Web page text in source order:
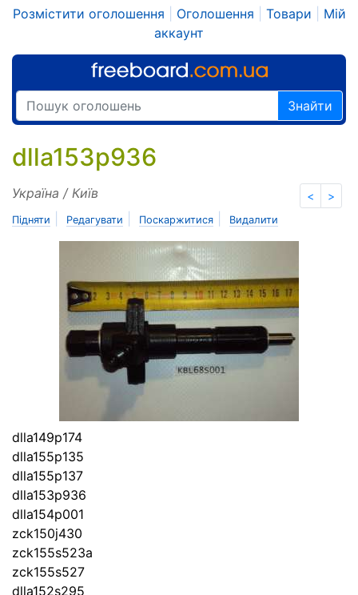
Розмістити оголошення Оголошення Товари
Мій
аккаунт
Знайти
dlla153p936
< >
Україна / Київ
Підняти Редагувати Поскаржитися Видалити
dlla149p174
dlla155p135
dlla155p137
dlla153p936
dlla154p001
zck150j430
zck155s523a
zck155s527
dlla152s295